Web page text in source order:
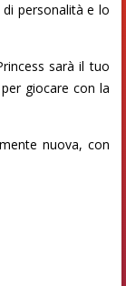
personalità e lo
sarà il tuo
giocare con la
nuova, con